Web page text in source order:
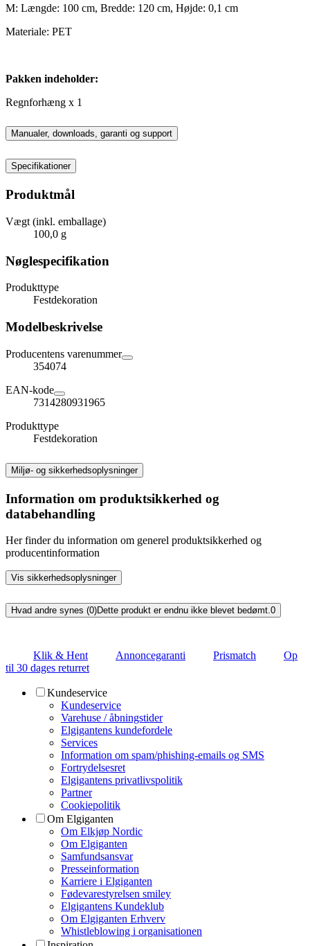
M: Længde: 100 cm, Bredde: 120 cm, Højde: 0,1 cm
Materiale: PET
Pakken indeholder:
Regnforhæng x 1
Manualer, downloads, garanti og support
Specifikationer
Produktmål
Vægt (inkl. emballage)
100,0 g
Nøglespecifikation
Produkttype
Festdekoration
Modelbeskrivelse
Producentens varenummer
354074
EAN-kode
7314280931965
Produkttype
Festdekoration
Miljø- og sikkerhedsoplysninger
Information om produktsikkerhed og
databehandling
Her finder du information om generel produktsikkerhed og
producentinformation
Vis sikkerhedsoplysninger
Hvad andre synes (0)Dette produkt er endnu ikke blevet bedømt.0
Klik & Hent Annoncegaranti Prismatch
Op
til 30 dages returret
Kundeservice
Kundeservice
Varehuse / åbningstider
Elgigantens kundefordele
Services
Information om spam/phishing-emails og SMS
Fortrydelsesret
Elgigantens privatlivspolitik
Partner
Cookiepolitik
Om Elgiganten
Om Elkjøp Nordic
Om Elgiganten
Samfundsansvar
Presseinformation
Karriere i Elgiganten
Fødevarestyrelsen smiley
Elgigantens Kundeklub
Om Elgiganten Erhverv
Whistleblowing i organisationen